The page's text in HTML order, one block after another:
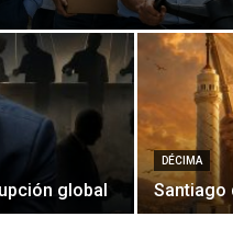
global
DÉCIMA
Santiago